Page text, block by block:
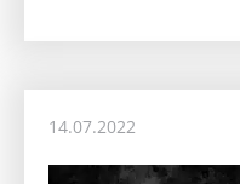
14.07.2022